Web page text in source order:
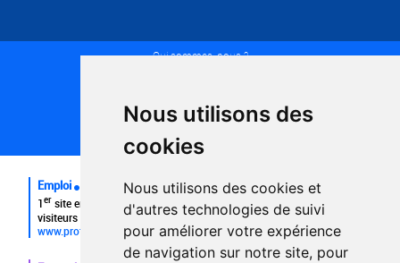
Nous utilisons des
cookies
Nous utilisons des cookies et
d'autres technologies de suivi
pour améliorer votre expérience
de navigation sur notre site, pour
Qui sommes-nous ?
Plan du site
FAQ recruteurs
FAQ
Emploi
1er site emploi du secteur culturel 784.000 visites et 230.000
visiteurs uniques par mois.
www.profilculture.com